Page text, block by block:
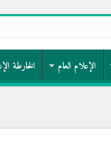
الإعلام العام الخارطة